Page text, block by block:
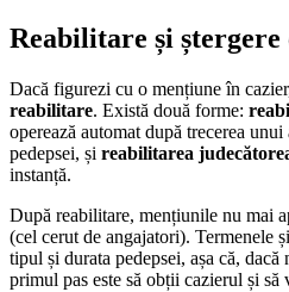
Reabilitare și
Dacă figurezi cu o mențiune în
reabilitare. Există două forme:
operează automat după trecerea
pedepsei, și reabilitarea
instanță.
După reabilitare, mențiunile nu mai
(cel cerut de angajatori). Termenele
tipul și durata pedepsei, așa că, dacă
primul pas este să obții cazierul și